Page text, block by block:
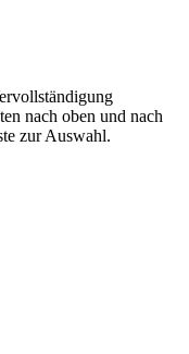
nach oben und nach
zur Auswahl.